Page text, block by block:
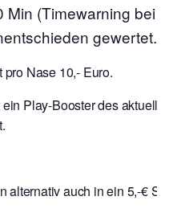
(Timewarning bei
gewertet.
Nase 10,- Euro.
Play-Booster des
alternativ auch in ein 5,-€